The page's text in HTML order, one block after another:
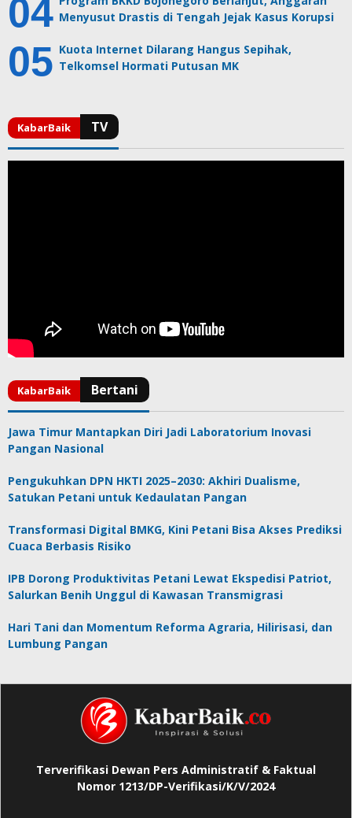
Menyusut Drastis di Tengah Jejak Kasus Korupsi
Kuota Internet Dilarang Hangus Sepihak,
Telkomsel Hormati Putusan MK
Jawa Timur Mantapkan Diri Jadi Laboratorium Inovasi
Pangan Nasional
Pengukuhkan DPN HKTI 2025–2030: Akhiri Dualisme,
Satukan Petani untuk Kedaulatan Pangan
Transformasi Digital BMKG, Kini Petani Bisa Akses Prediksi
Cuaca Berbasis Risiko
IPB Dorong Produktivitas Petani Lewat Ekspedisi Patriot,
Salurkan Benih Unggul di Kawasan Transmigrasi
Hari Tani dan Momentum Reforma Agraria, Hilirisasi, dan
Lumbung Pangan
Terverifikasi Dewan Pers Administratif & Faktual
Nomor 1213/DP-Verifikasi/K/V/2024